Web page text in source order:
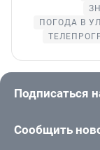
ПОГОДА В
Подписаться
Сообщить